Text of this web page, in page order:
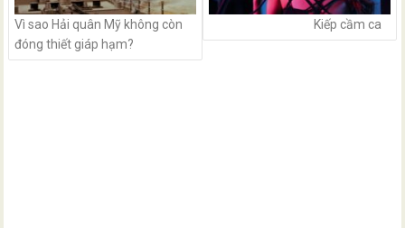
Vì sao Hải quân Mỹ không còn
đóng thiết giáp hạm?
Kiếp cầm ca